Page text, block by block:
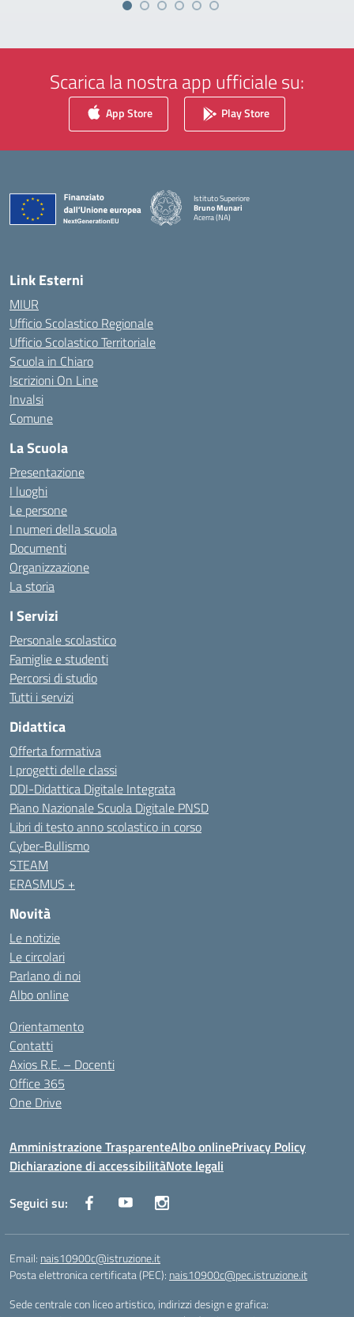
Scarica la nostra app ufficiale su:
App Store Play Store
Istituto Superiore
Bruno Munari
Acerra (NA)
Link Esterni
MIUR
Ufficio Scolastico Regionale
Ufficio Scolastico Territoriale
Scuola in Chiaro
Iscrizioni On Line
Invalsi
Comune
La Scuola
Presentazione
I luoghi
Le persone
I numeri della scuola
Documenti
Organizzazione
La storia
I Servizi
Personale scolastico
Famiglie e studenti
Percorsi di studio
Tutti i servizi
Didattica
Offerta formativa
I progetti delle classi
DDI-Didattica Digitale Integrata
Piano Nazionale Scuola Digitale PNSD
Libri di testo anno scolastico in corso
Cyber-Bullismo
STEAM
ERASMUS +
Novità
Le notizie
Le circolari
Parlano di noi
Albo online
Orientamento
Contatti
Axios R.E. – Docenti
Office 365
One Drive
Amministrazione TrasparenteAlbo onlinePrivacy Policy
Dichiarazione di accessibilitàNote legali
Seguici su:
Email: nais10900c@istruzione.it
Posta elettronica certificata (PEC): nais10900c@pec.istruzione.it
Sede centrale con liceo artistico, indirizzi design e grafica: